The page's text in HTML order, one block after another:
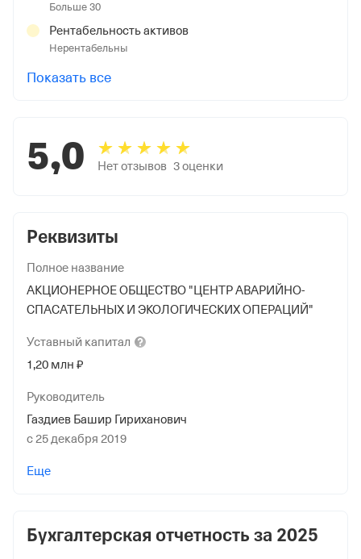
Реквизиты
Полное название
АКЦИОНЕРНОЕ ОБЩЕСТВО "ЦЕНТР АВАРИЙНО-
СПАСАТЕЛЬНЫХ И ЭКОЛОГИЧЕСКИХ ОПЕРАЦИЙ"
Уставный капитал
1,20 млн ₽
Руководитель
Газдиев Башир Гириханович
с 25 декабря 2019
21 декабря 1998
АО "ЦАСЭО"
Еще
Бухгалтерская отчетность за 2025
Больше 30
Рентабельность активов
Нерентабельны
Показать все
5,0 Нет отзывов 3оценки